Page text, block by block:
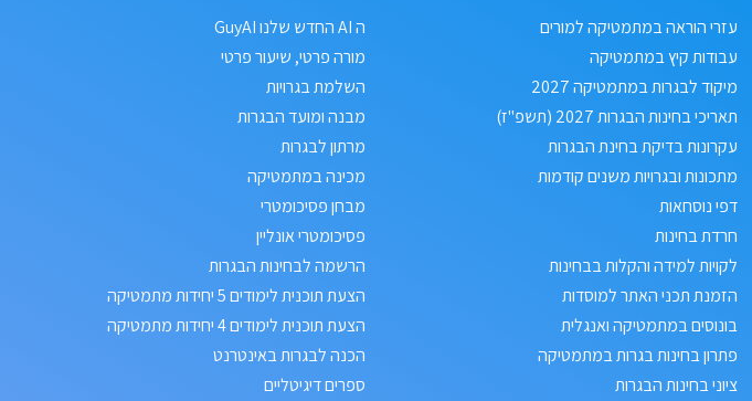
עזרי הוראה במתמטיקה למורים
עבודות קיץ במתמטיקה
מיקוד לבגרות במתמטיקה 2027
תאריכי בחינות הבגרות 2027 (תשפ"ז)
עקרונות בדיקת בחינת הבגרות
מתכונות ובגרויות משנים קודמות
דפי נוסחאות
חרדת בחינות
לקויות למידה והקלות בבחינות
הזמנת תכני האתר למוסדות
בונוסים במתמטיקה ואנגלית
פתרון בחינות בגרות במתמטיקה
ציוני בחינות הבגרות
ה AI החדש שלנו GuyAI
מורה פרטי, שיעור פרטי
השלמת בגרויות
מבנה ומועד הבגרות
מרתון לבגרות
מכינה במתמטיקה
מבחן פסיכומטרי
פסיכומטרי אונליין
הרשמה לבחינות הבגרות
הצעת תוכנית לימודים 5 יחידות מתמטיקה
הצעת תוכנית לימודים 4 יחידות מתמטיקה
הכנה לבגרות באינטרנט
ספרים דיגיטליים